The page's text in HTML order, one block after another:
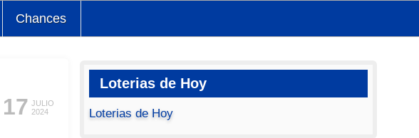
Chances
17 JULIO
2024
Loterias de Hoy
Loterias de Hoy